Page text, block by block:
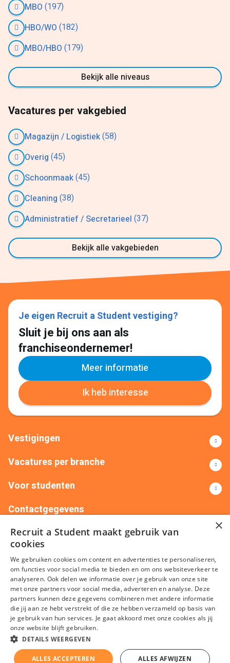
MBO (197)
HBO/WO (182)
MBO/HBO (179)
Bekijk alle niveaus
Vacatures per vakgebied
Magazijn / Logistiek(58)
Overig (45)
Schoonmaak(45)
Cleaning (38)
Administratief / Secretarieel (37)
Bekijk alle vakgebieden
Je eigen Recruit a Student vestiging?
Sluit je bij ons aan als
franchiseondernemer!
Meer informatie
Ik heb interesse
Vestigingen
Vacatures per branche
Voor studenten
Contactgegevens
+31(0)88 522 00 76
info@recruitastudent.nl
Alle vestigingen
Algemene voorwaarden
Sitemap
×
Recruit a Student maakt gebruik van
cookies
We gebruiken cookies om content en advertenties te personaliseren,
om functies voor social media te bieden en om ons websiteverkeer te
analyseren. Ook delen we informatie over je gebruik van onze site
met onze partners voor social media, adverteren en analyse. Deze
partners kunnen deze gegevens combineren met andere informatie
die jij aan ze hebt verstrekt of die ze hebben verzameld op basis van
je gebruik van hun services. Je gaat akkoord met onze cookies als jij
onze website blijft gebruiken.
DETAILS WEERGEVEN
ALLES ACCEPTEREN ALLES AFWIJZEN